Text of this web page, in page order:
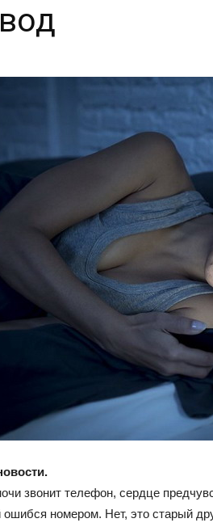
звонит телефон, сердце
ошибся номером. Нет, это старый